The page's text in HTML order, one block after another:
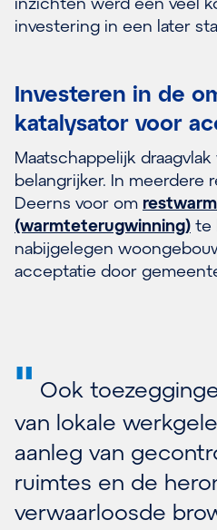
investering in een later
Investeren in de
katalysator voor
Maatschappelijk
belangrijker. In meerdere
Deerns voor om
(warmteterugwinning) te
nabijgelegen
acceptatie door
" Ook
van lokale
aanleg van
ruimtes en de
verwaarloosde